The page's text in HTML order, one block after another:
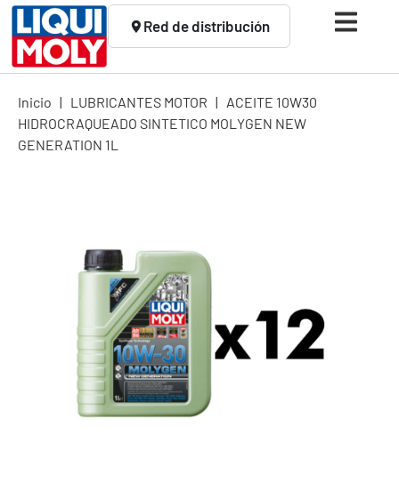
Red de distribución
Inicio | LUBRICANTES MOTOR | ACEITE 10W30
HIDROCRAQUEADO SINTETICO MOLYGEN NEW
GENERATION 1L